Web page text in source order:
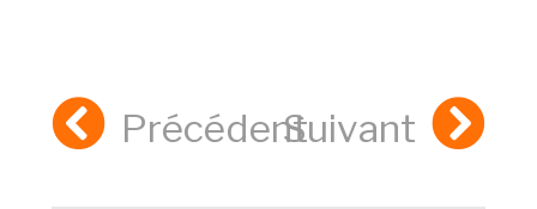
PrécédentSuivant